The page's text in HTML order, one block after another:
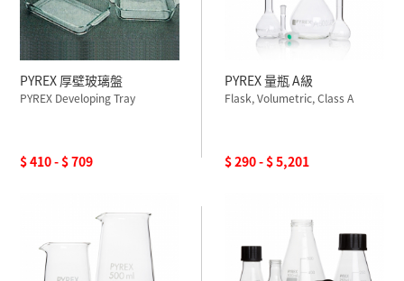
PYREX 厚壁玻璃盤
PYREX Developing Tray
$ 410 - $ 709
PYREX 量瓶 A級
Flask, Volumetric, Class A
$ 290 - $ 5,201